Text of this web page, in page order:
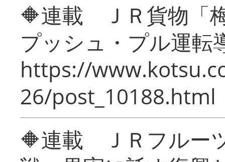
🔶連載 ＪＲ貨物「
プッシュ・プル運転
https://
26/post_10188.html
🔶連載 ＪＲフルー